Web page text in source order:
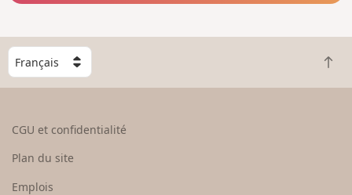
C
h
o
e
R
e
CGU et confidentialité
Plan du site
Emplois